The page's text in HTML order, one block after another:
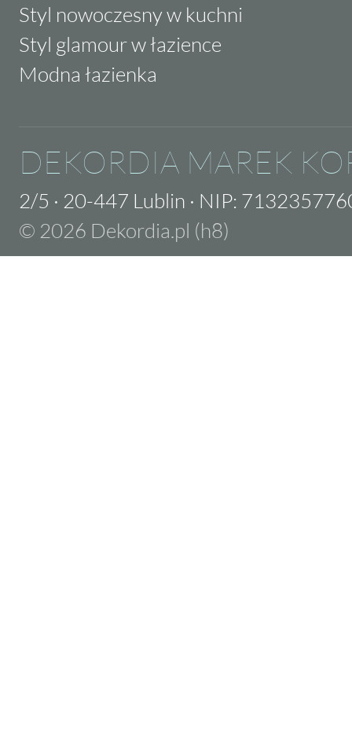
Styl nowoczesny w kuchni
Styl glamour w łazience
Modna łazienka
DEKORDIA MAREK
2/5 · 20-447 Lublin · NIP:
© 2026 Dekordia.pl (h8)